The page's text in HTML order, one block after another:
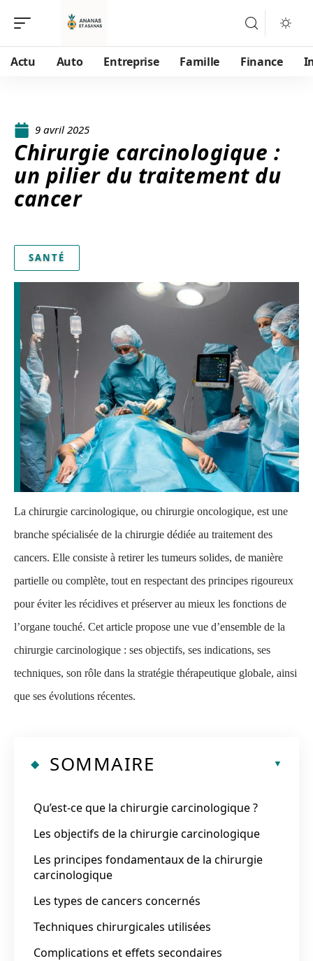
Actu Auto Entreprise Famille Finance
9 avril 2025
Chirurgie carcinologique :
un pilier du traitement du
cancer
SANTÉ
La chirurgie carcinologique, ou chirurgie oncologique, est une
branche spécialisée de la chirurgie dédiée au traitement des
cancers. Elle consiste à retirer les tumeurs solides, de manière
partielle ou complète, tout en respectant des principes rigoureux
pour éviter les récidives et préserver au mieux les fonctions de
l’organe touché. Cet article propose une vue d’ensemble de la
chirurgie carcinologique : ses objectifs, ses indications, ses
techniques, son rôle dans la stratégie thérapeutique globale, ainsi
que ses évolutions récentes.
SOMMAIRE
Qu’est-ce que la chirurgie carcinologique ?
Les objectifs de la chirurgie carcinologique
Les principes fondamentaux de la chirurgie
carcinologique
Les types de cancers concernés
Techniques chirurgicales utilisées
Complications et effets secondaires